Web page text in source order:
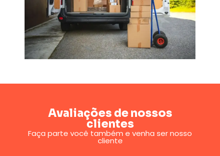
Avaliações de nossos
clientes
Faça parte você também e venha ser nosso
cliente